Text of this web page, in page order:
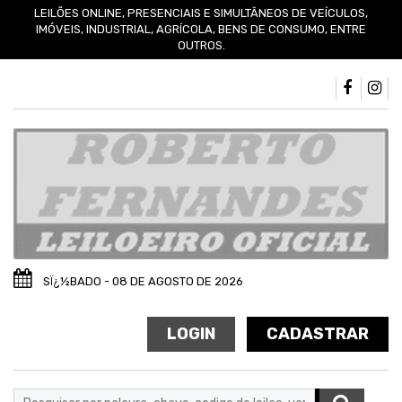
LEILÕES ONLINE, PRESENCIAIS E SIMULTÂNEOS DE VEÍCULOS,
IMÓVEIS, INDUSTRIAL, AGRÍCOLA, BENS DE CONSUMO, ENTRE
OUTROS.
SÏ¿½BADO - 08 DE AGOSTO DE 2026
LOGIN CADASTRAR